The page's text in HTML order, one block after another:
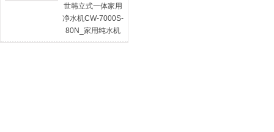
_纯水机品牌
世韩立式一体家用
净水机CW-7000S-